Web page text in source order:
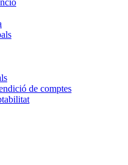
de comptes